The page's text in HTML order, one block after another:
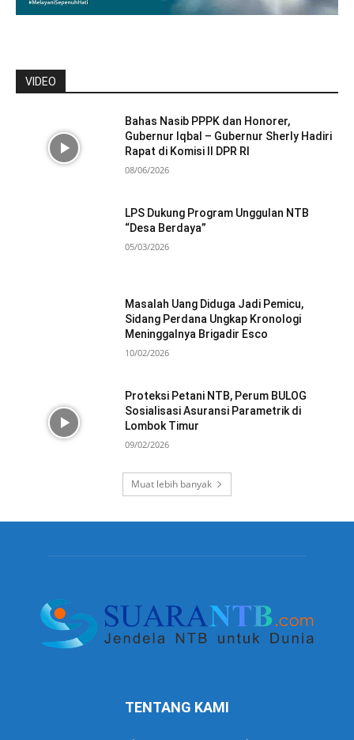
VIDEO
Bahas Nasib PPPK dan Honorer,
Gubernur Iqbal – Gubernur Sherly Hadiri
Rapat di Komisi II DPR RI
08/06/2026
LPS Dukung Program Unggulan NTB
“Desa Berdaya”
05/03/2026
Masalah Uang Diduga Jadi Pemicu,
Sidang Perdana Ungkap Kronologi
Meninggalnya Brigadir Esco
10/02/2026
Proteksi Petani NTB, Perum BULOG
Sosialisasi Asuransi Parametrik di
Lombok Timur
09/02/2026
Muat lebih banyak
TENTANG KAMI